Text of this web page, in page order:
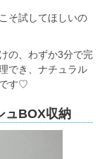
そ試してほしいの
の、わずか3分で完
でき、ナチュラル
す♡
ュBOX収納